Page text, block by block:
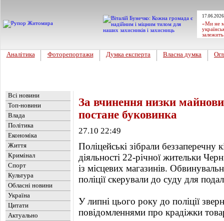
«Ми не
Аналітика Фоторепортажи Думка експерта Власна думка
Всі новини
Топ-новини
Влада
Політика
Економіка
Життя
Кримінал
Спорт
Культура
Обласні новини
Україна
Цитати
Актуально
За вчинення низки
постане буковинка
27.10 22:49
Поліцейські зібрали беззаперечну
діяльності 22-річної жительки
із місцевих магазинів.
поліції скерували до суду для
У липні цього року до поліції
повідомленнями про крадіжки